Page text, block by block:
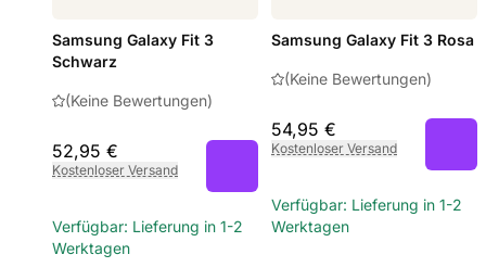
Samsung Galaxy Fit 3
Schwarz
(Keine Bewertungen)
52,95 €
Kostenloser Versand
Verfügbar: Lieferung in 1-2
Werktagen
Samsung Galaxy Fit 3 Rosa
(Keine Bewertungen)
54,95 €
Kostenloser Versand
Verfügbar: Lieferung in 1-2
Werktagen